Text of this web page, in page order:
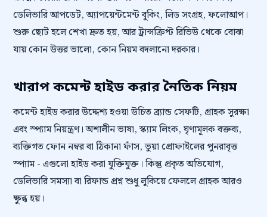
ডেলিভারি আপডেট, অ্যাপয়েন্টমেন্ট বুকিং, লিড সংগ্রহ, ফলোআপ।
শুরু ছোট হলে শেখা দ্রুত হয়, আর ট্রান্সক্রিপ্ট রিভিউ থেকে বোঝা
যায় কোন উত্তর ভালো, কোন নিয়ম বদলানো দরকার।
খারাপ কমেন্ট হাইড করার নৈতিক নিয়ম
কমেন্ট হাইড করার উদ্দেশ্য হওয়া উচিত ব্র্যান্ড সেফটি, গ্রাহক সুরক্ষা
এবং স্প্যাম নিয়ন্ত্রণ। অশালীন ভাষা, স্ক্যাম লিংক, ঘৃণামূলক বক্তব্য,
ব্যক্তিগত ফোন নম্বর বা ঠিকানা ফাঁস, ভুয়া প্রোফাইলের পুনরাবৃত্ত
স্প্যাম - এগুলো হাইড করা যুক্তিযুক্ত। কিন্তু প্রকৃত অভিযোগ,
ডেলিভারি সমস্যা বা রিফান্ড প্রশ্ন শুধু লুকিয়ে ফেললে গ্রাহক আরও
ক্ষুব্ধ হয়।